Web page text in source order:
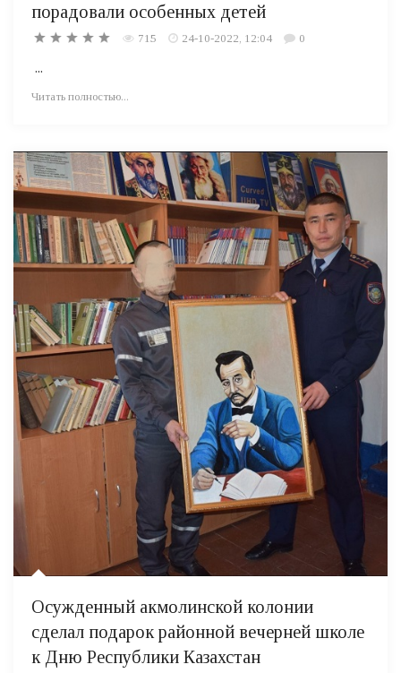
порадовали особенных детей
715 24-10-2022, 12:04 0
...
Читать полностью...
Осужденный акмолинской колонии
сделал подарок районной вечерней школе
к Дню Республики Казахстан